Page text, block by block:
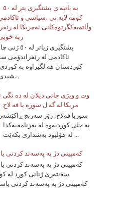
به
کومه لایه تی ،سیاسی و
وڵاتەیەکگرتوەکانی ئەمریکا له
ربه
پشتگیری
ئاکادمی له رێفراندۆمی
کوردستان هه لگیراوه به
شیدی به یانیه...
وت و ویژی جانی دیلان له ده نگی
مریکا له گه ل سوره یا فه لاح
سوریا فه‌لاح: زۆر سه‌رنج
به‌ جلی کوردیه‌وه‌ له‌ به‌رنامه‌یه‌کدا
له‌ هۆلیود به‌شداری بکه‌ێت ...
که‌مپینی دژ به‌ په‌سه‌ند کردنی
که‌مپینی دژ به‌ په‌سه‌ند کردنی
سه‌نته‌ری ژنانی کورد له‌
که‌مپینی دژ به‌ په‌سه‌ند کردنی